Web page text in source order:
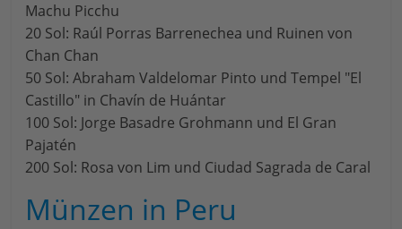
Machu Picchu
20 Sol: Raúl Porras Barrenechea und Ruinen von
Chan Chan
50 Sol: Abraham Valdelomar Pinto und Tempel "El
Castillo" in Chavín de Huántar
100 Sol: Jorge Basadre Grohmann und El Gran
Pajatén
200 Sol: Rosa von Lim und Ciudad Sagrada de Caral
Münzen in Peru